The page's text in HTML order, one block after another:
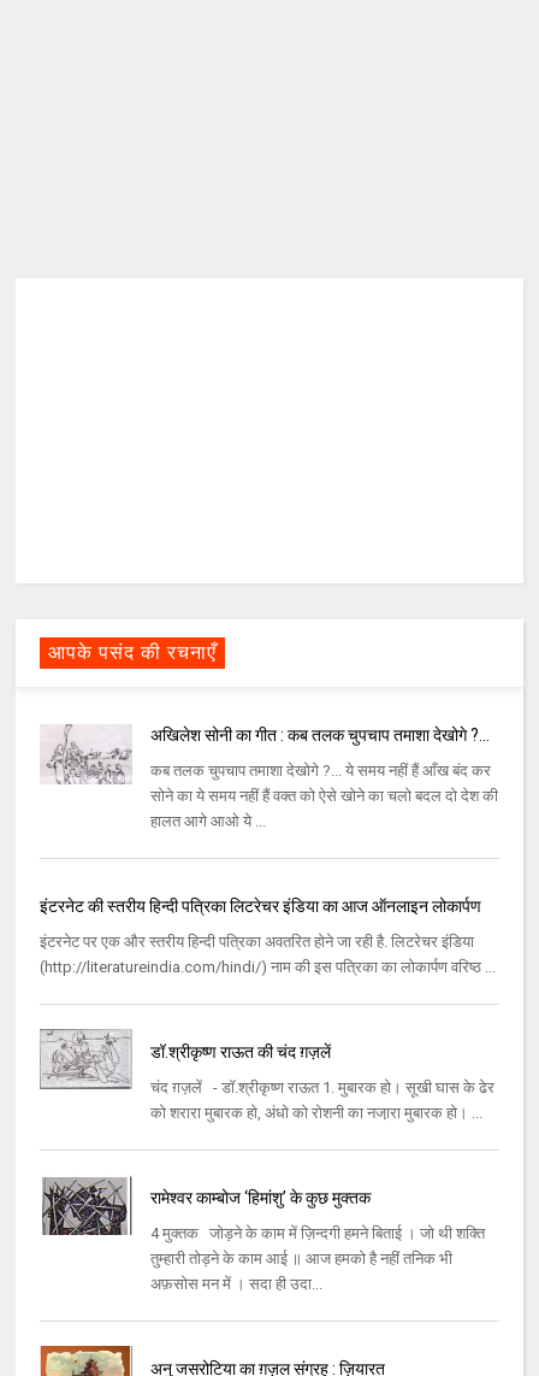
आपके पसंद की रचनाएँ
अखिलेश सोनी का गीत : कब तलक चुपचाप तमाशा देखोगे ?...
कब तलक चुपचाप तमाशा देखोगे ?... ये समय नहीं हैं आँख बंद कर
सोने का ये समय नहीं हैं वक्त को ऐसे खोने का चलो बदल दो देश की
हालत आगे आओ ये ...
इंटरनेट की स्तरीय हिन्दी पत्रिका लिटरेचर इंडिया का आज ऑनलाइन लोकार्पण
इंटरनेट पर एक और स्तरीय हिन्दी पत्रिका अवतरित होने जा रही है. लिटरेचर इंडिया
(http://literatureindia.com/hindi/) नाम की इस पत्रिका का लोकार्पण वरिष्ठ ...
डॉ.श्रीकृष्ण राऊत की चंद ग़ज़लें
चंद ग़ज़लें - डॉ.श्रीकृष्ण राऊत 1. मुबारक हो। सूखी घास के ढेर
को शरारा मुबारक हो, अंधो को रोशनी का नजा़रा मुबारक हो। ...
रामेश्वर काम्बोज ‘हिमांशु’ के कुछ मुक्तक
4 मुक्तक जोड़ने के काम में ज़िन्दगी हमने बिताई । जो थी शक्ति
तुम्हारी तोड़ने के काम आई ॥ आज हमको है नहीं तनिक भी
अफ़सोस मन में । सदा ही उदा...
अनु जसरोटिया का ग़ज़ल संग्रह : ज़ियारत